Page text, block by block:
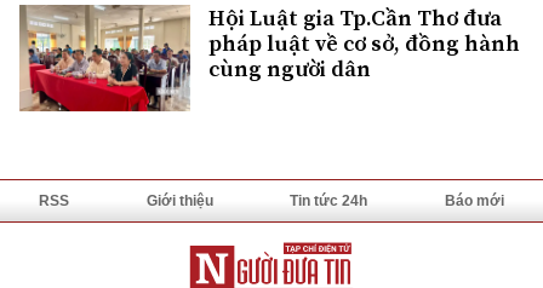
Hội Luật gia Tp.Cần Thơ đưa
pháp luật về cơ sở, đồng hành
cùng người dân
RSS Giới thiệu Tin tức 24h Báo mới